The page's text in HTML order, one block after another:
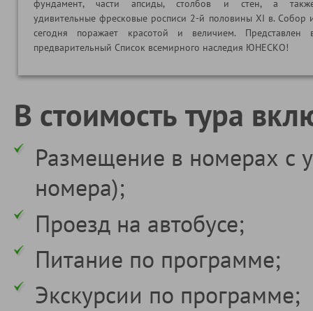
фундамент, части апсиды, столбов и стен, а
удивительные фресковые росписи 2-й половины ХI в. Собор
сегодня поражает красотой и величием. Представлен
предварительный Список всемирного наследия ЮНЕСКО!
В стоимость тура
Размещение в номерах с
номера);
Проезд на автобусе;
Питание по программе;
Экскурсии по программе;